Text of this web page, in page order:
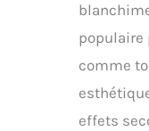
populaire
comme
effets